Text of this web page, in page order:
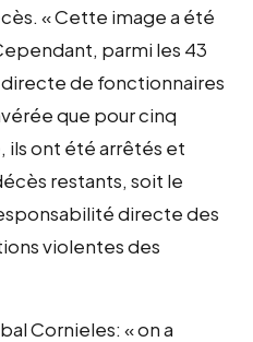
« Cette image a été
parmi les 43
de fonctionnaires
que pour cinq
ils ont été arrêtés et
restants, soit le
directe des
violentes des
Cornieles: « on a